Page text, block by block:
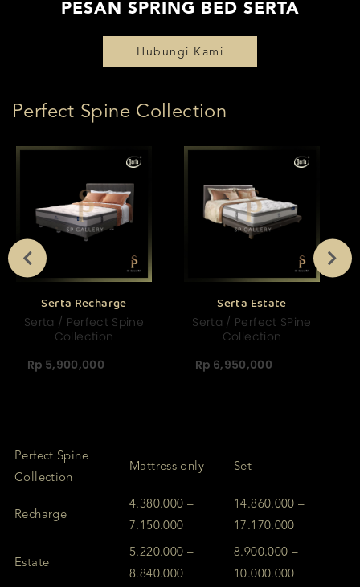
PESAN SPRING BED SERTA
Hubungi Kami
Perfect Spine Collection
Serta Recharge
Serta / Perfect Spine
Collection
Rp 5,900,000
Serta Estate
Serta / Perfect SPine
Collection
Rp 6,950,000
Perfect Spine
Collection
Mattress only Set
Recharge
4.380.000 –
7.150.000
14.860.000 –
17.170.000
Estate
5.220.000 –
8.840.000
8.900.000 –
10.000.000